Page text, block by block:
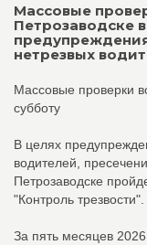
Массовые
Петрозаводске
нетрезвых
Массовые проверки
субботу
В целях
водителей,
Петрозаводске
"Контроль трезвости".
За пять месяцев